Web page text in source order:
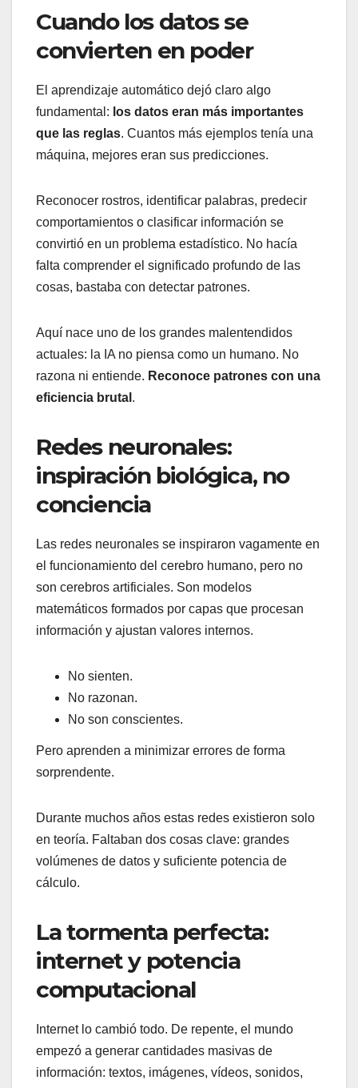
Cuando los datos se
convierten en poder
El aprendizaje automático dejó claro algo
fundamental: los datos eran más importantes
que las reglas. Cuantos más ejemplos tenía una
máquina, mejores eran sus predicciones.
Reconocer rostros, identificar palabras, predecir
comportamientos o clasificar información se
convirtió en un problema estadístico. No hacía
falta comprender el significado profundo de las
cosas, bastaba con detectar patrones.
Aquí nace uno de los grandes malentendidos
actuales: la IA no piensa como un humano. No
razona ni entiende. Reconoce patrones con una
eficiencia brutal .
Redes neuronales:
inspiración biológica, no
conciencia
Las redes neuronales se inspiraron vagamente en
el funcionamiento del cerebro humano, pero no
son cerebros artificiales. Son modelos
matemáticos formados por capas que procesan
información y ajustan valores internos.
No sienten.
No razonan.
No son conscientes.
Pero aprenden a minimizar errores de forma
sorprendente.
Durante muchos años estas redes existieron solo
en teoría. Faltaban dos cosas clave: grandes
volúmenes de datos y suficiente potencia de
cálculo.
La tormenta perfecta:
internet y potencia
computacional
Internet lo cambió todo. De repente, el mundo
empezó a generar cantidades masivas de
información: textos, imágenes, vídeos, sonidos,